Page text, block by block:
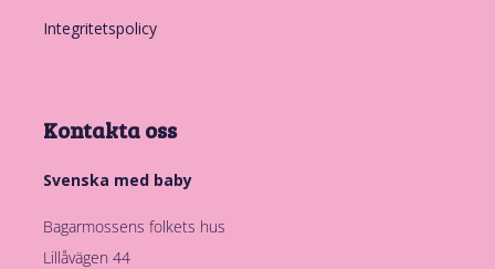
Integritetspolicy
Kontakta oss
Svenska med baby
Bagarmossens folkets hus
Lillåvägen 44